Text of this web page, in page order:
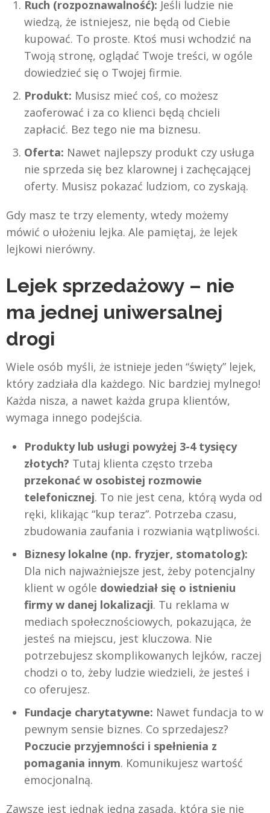
Ruch (rozpoznawalność): Jeśli ludzie nie
wiedzą, że istniejesz, nie będą od Ciebie
kupować. To proste. Ktoś musi wchodzić na
Twoją stronę, oglądać Twoje treści, w ogóle
dowiedzieć się o Twojej firmie.
Produkt: Musisz mieć coś, co możesz
zaoferować i za co klienci będą chcieli
zapłacić. Bez tego nie ma biznesu.
Oferta: Nawet najlepszy produkt czy usługa
nie sprzeda się bez klarownej i zachęcającej
oferty. Musisz pokazać ludziom, co zyskają.
Gdy masz te trzy elementy, wtedy możemy
mówić o ułożeniu lejka. Ale pamiętaj, że lejek
lejkowi nierówny.
Lejek sprzedażowy – nie
ma jednej uniwersalnej
drogi
Wiele osób myśli, że istnieje jeden “święty” lejek,
który zadziała dla każdego. Nic bardziej mylnego!
Każda nisza, a nawet każda grupa klientów,
wymaga innego podejścia.
Produkty lub usługi powyżej 3-4 tysięcy
złotych? Tutaj klienta często trzeba
przekonać w osobistej rozmowie
telefonicznej. To nie jest cena, którą wyda od
ręki, klikając “kup teraz”. Potrzeba czasu,
zbudowania zaufania i rozwiania wątpliwości.
Biznesy lokalne (np. fryzjer, stomatolog):
Dla nich najważniejsze jest, żeby potencjalny
klient w ogóle dowiedział się o istnieniu
firmy w danej lokalizacji. Tu reklama w
mediach społecznościowych, pokazująca, że
jesteś na miejscu, jest kluczowa. Nie
potrzebujesz skomplikowanych lejków, raczej
chodzi o to, żeby ludzie wiedzieli, że jesteś i
co oferujesz.
Fundacje charytatywne: Nawet fundacja to w
pewnym sensie biznes. Co sprzedajesz?
Poczucie przyjemności i spełnienia z
pomagania innym. Komunikujesz wartość
emocjonalną.
Zawsze jest jednak jedna zasada, która się nie